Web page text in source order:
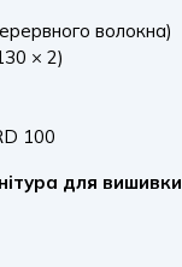
волокна)
× 2)
100
для вишивки